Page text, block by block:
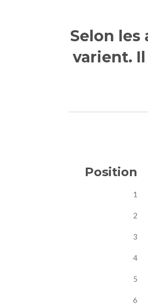
Selon les
varient.
Position
1
2
3
4
5
6